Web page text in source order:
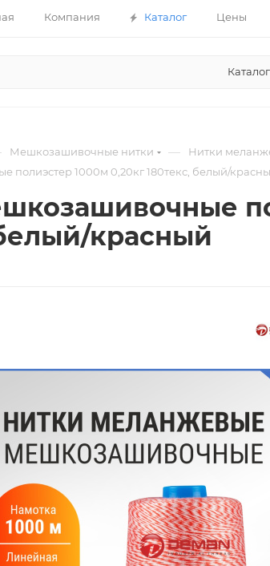
Компания Каталог Цены
Каталог
Мешкозашивочные нитки — Нитки
полиэстер 1000м 0,20кг 180текс, белый/
красный